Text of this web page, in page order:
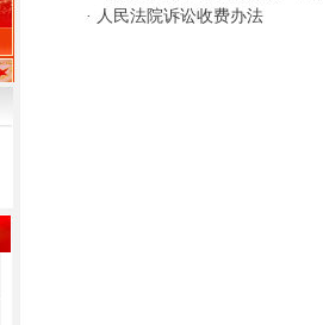
· 人民法院诉讼收费办法